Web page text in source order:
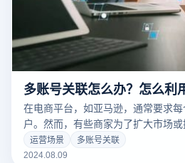
在电商平台，如亚马逊，通常要求
户。然而，有些商家为了扩大市场
个账户，但这往往伴随着相同的计
情况下，平台通过其检测系统从多个
运营场景
多账号关联
2024.08.09